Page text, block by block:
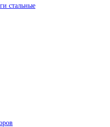
стальные